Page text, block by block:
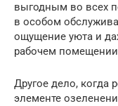
выгодным во всех
в особом
ощущение уюта и
рабочем
Другое дело, когда
элементе